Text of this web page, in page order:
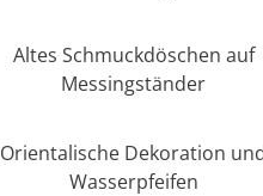
Altes Schmuckdöschen auf
Messingständer
Orientalische Dekoration
Wasserpfeifen